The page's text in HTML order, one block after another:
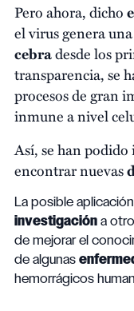
Pero ahora, dicho
el virus genera
cebradesde los
transparencia, se
procesos de gran
inmune a nivel
Así, se han
encontrar nuevas
La posible
investigación a
de mejorar el
de algunas
hemorrágicos